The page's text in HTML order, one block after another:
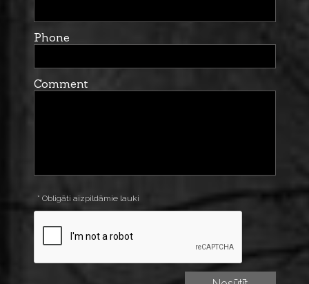
Phone
Comment
* Obligāti aizpildāmie lauki